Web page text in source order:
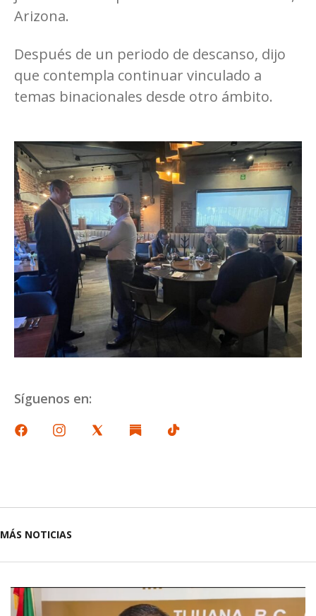
Arizona.
Después de un periodo de descanso, dijo
que contempla continuar vinculado a
temas binacionales desde otro ámbito.
Síguenos en:
MÁS NOTICIAS